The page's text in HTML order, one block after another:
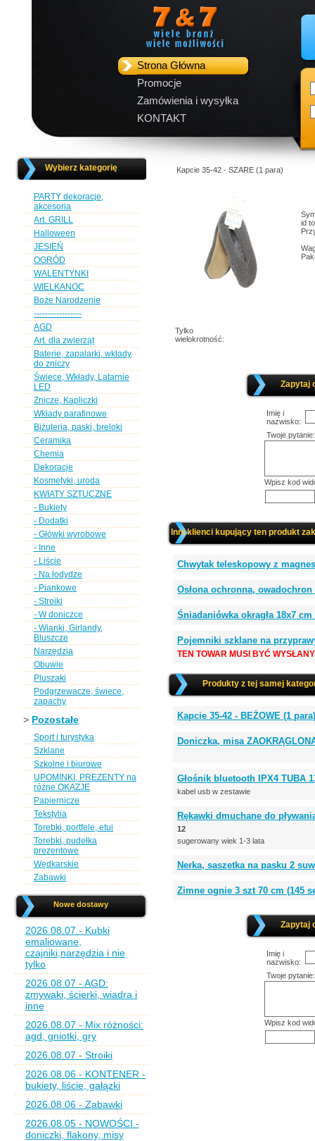
Strona Główna
Promocje
Zamówienia i wysyłka
KONTAKT
Wybierz kategorię
PARTY dekoracje,
akcesoria
Art. GRILL
Halloween
JESIEŃ
OGRÓD
WALENTYNKI
WIELKANOC
Boże Narodzenie
-----------------
AGD
Art. dla zwierząt
Baterie, zapalarki, wkłady
do zniczy
Świece, Wkłady, Latarnie
LED
Znicze, Kapliczki
Wkłady parafinowe
Biżuteria, paski, breloki
Ceramika
Chemia
Dekoracje
Kosmetyki, uroda
KWIATY SZTUCZNE
- Bukiety
- Dodatki
- Główki wyrobowe
- Inne
- Liście
- Na łodydze
- Piankowe
- Stroiki
- W doniczce
- Wianki, Girlandy,
Bluszcze
Narzędzia
Obuwie
Pluszaki
Podgrzewacze, świece,
zapachy
> Pozostałe
Sport i turystyka
Szklane
Szkolne i biurowe
UPOMINKI, PREZENTY na
różne OKAZJE
Papiernicze
Tekstylia
Torebki, portfele, etui
Torebki, pudełka
prezentowe
Wędkarskie
Zabawki
Nowe dostawy
2026.08.07 - Kubki
emaliowane,
czajniki,narzędzia i nie
tylko
2026.08.07 - AGD:
zmywaki, ścierki, wiadra i
inne
2026.08.07 - Mix różności:
agd, gniotki, gry
2026.08.07 - Stroiki
2026.08.06 - KONTENER -
bukiety, liście, gałązki
2026.08.06 - Zabawki
2026.08.05 - NOWOŚCI -
doniczki, flakony, misy
Kapcie 35-42 - SZARE (1 para)
id
Tylko
wielokrotność:
Zapytaj
Imię i
nazwisko:
Twoje pytanie:
Wpisz kod
Inni klienci kupujący ten produkt
Chwytak teleskopowy z
Osłona ochronna,
Śniadaniówka okrągła 18x7
Pojemniki szklane na
TEN TOWAR MUSI BYĆ
Produkty z tej samej
Kapcie 35-42 - BEŻOWE (1 para)
Doniczka, misa
Głośnik bluetooth IPX4 TUBA
kabel usb w zestawie
Rękawki dmuchane do
12
sugerowany wiek 1-3 lata
Nerka, saszetka na pasku 2
Zimne ognie 3 szt 70 cm (145
Zapytaj
Imię i
nazwisko:
Twoje pytanie:
Wpisz kod